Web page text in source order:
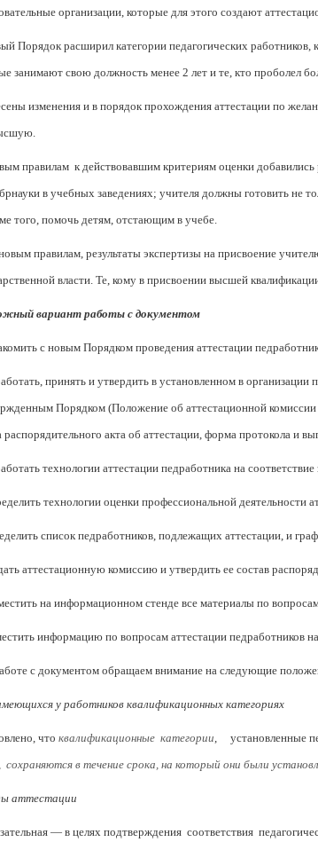
организации, которые для этого создают
Порядок расширил категории педагогических
занимают свою должность менее 2 лет и те, кто проболел
изменения и в порядок прохождения аттестации по
правилам к действовавшим критериям оценки добавились
в учебных заведениях; учителя должны готовить не
того, помочь детям, отстающим в учебе.
правилам, результаты экспертизы на присвоение
власти. Те, кому в присвоении высшей
вариант работы с документом
с новым Порядком проведения аттестации
принять и утвердить в установленном в
Порядком (Положение об аттестационной комиссии
акта об аттестации, форма протокола и
технологии аттестации педработника на
технологии оценки профессиональной деятельности
список педработников, подлежащих аттестации, и
аттестационную комиссию и утвердить ее состав
на информационном стенде все материалы по
информацию по вопросам аттестации педработников
с документом обращаем внимание на следующие
у работников квалификационных категориях
что квалификационные категории, установленные
сохраняются в течение срока, на который они были
аттестации
— в целях подтверждения соответствия